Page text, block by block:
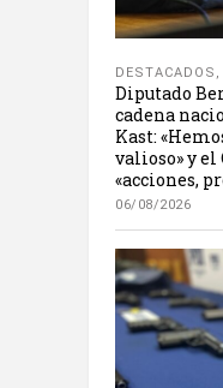
DESTACADOS ,
Diputado
cadena
Kast:
valioso» y el
«acciones,
06/08/2026